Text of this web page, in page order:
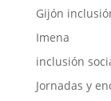
Gijón
Imena
inclusión
Jornadas y